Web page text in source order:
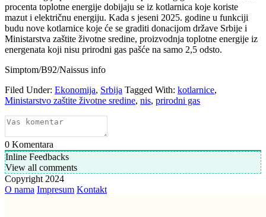
procenta toplotne energije dobijaju se iz kotlarnica koje koriste
mazut i električnu energiju. Kada s jeseni 2025. godine u funkciji
budu nove kotlarnice koje će se graditi donacijom države Srbije i
Ministarstva zaštite životne sredine, proizvodnja toplotne energije iz
energenata koji nisu prirodni gas pašće na samo 2,5 odsto.
Simptom/B92/Naissus info
Filed Under: Ekonomija, Srbija Tagged With: kotlarnice,
Ministarstvo zaštite životne sredine, nis, prirodni gas
0 Komentara
Inline Feedbacks
View all comments
Copyright 2024
O nama Impresum Kontakt